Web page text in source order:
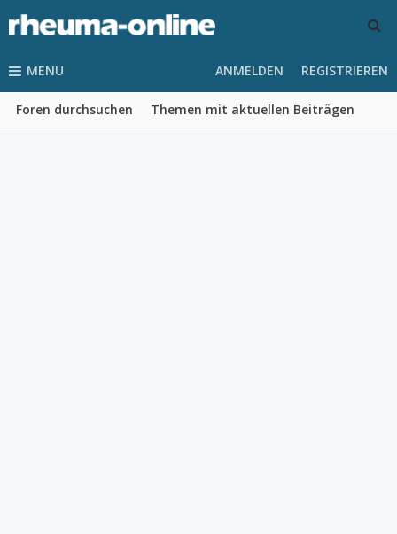
MENU
Foren durchsuchen Themen mit aktuellen Beiträgen
ANMELDEN REGISTRIEREN